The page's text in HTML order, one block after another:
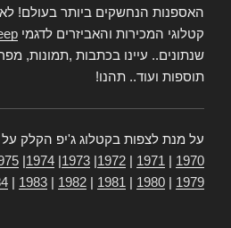
האספנות הנחשקים ביותר בעולם!
קטלוגי המכירות והאביזרים לדגמי
שנתונים.. עיינו בכתבות ,תמונות,
תוספות ועוד.. תהנו!
על מנת לצפות בקטלוג ג'יפ הקלק
1970
1971
1972
1973
1974
1979
1980
1981
1982
1983